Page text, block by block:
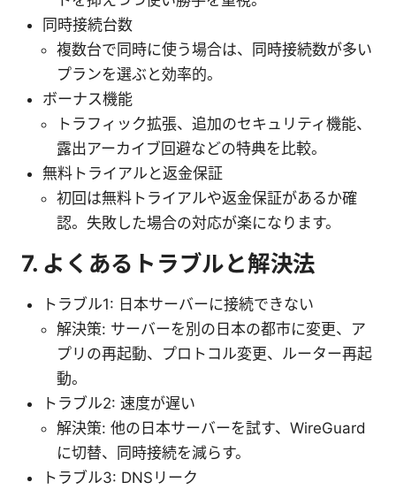
同時接続台数
複数台で同時に使う場合は、同時接続数が多い
プランを選ぶと効率的。
ボーナス機能
トラフィック拡張、追加のセキュリティ機能、
露出アーカイブ回避などの特典を比較。
無料トライアルと返金保証
初回は無料トライアルや返金保証があるか確
認。失敗した場合の対応が楽になります。
7. よくあるトラブルと解決法
トラブル1: 日本サーバーに接続できない
解決策: サーバーを別の日本の都市に変更、ア
プリの再起動、プロトコル変更、ルーター再起
動。
トラブル2: 速度が遅い
解決策: 他の日本サーバーを試す、WireGuard
に切替、同時接続を減らす。
トラブル3: DNSリーク